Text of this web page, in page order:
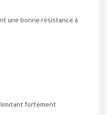
une bonne résistance à
limitant fortement